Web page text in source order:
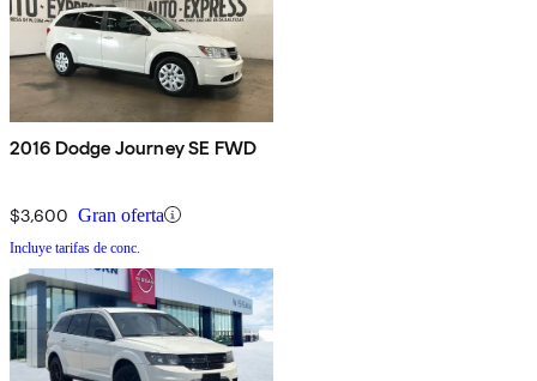
2016 Dodge Journey SE FWD
$3,600 Gran oferta
Incluye tarifas de conc.